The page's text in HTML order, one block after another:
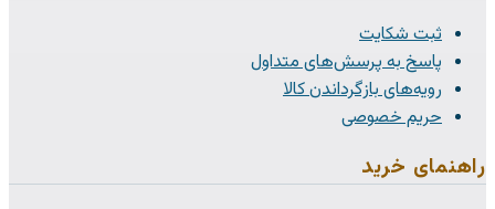
ثبت شکایت
پاسخ به پرسش‌های متداول
رویه‌های بازگرداندن کالا
حریم خصوصی
راهنمای خرید